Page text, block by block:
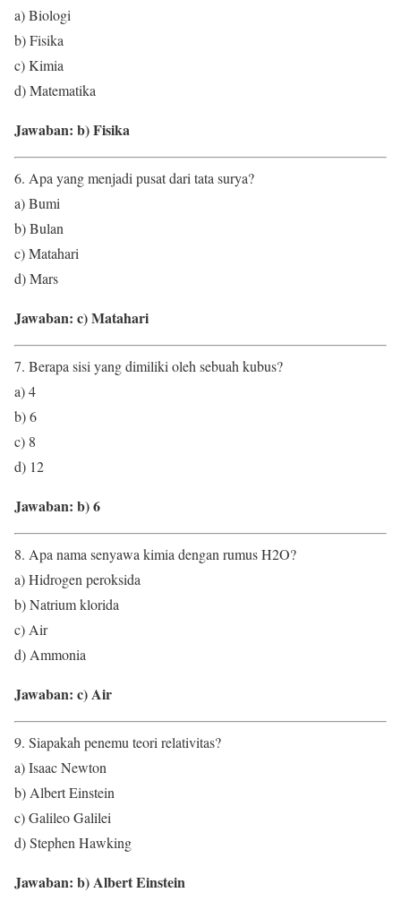
a) Biologi
b) Fisika
c) Kimia
d) Matematika
Jawaban: b) Fisika
6. Apa yang menjadi pusat dari tata surya?
a) Bumi
b) Bulan
c) Matahari
d) Mars
Jawaban: c) Matahari
7. Berapa sisi yang dimiliki oleh sebuah kubus?
a) 4
b) 6
c) 8
d) 12
Jawaban: b) 6
8. Apa nama senyawa kimia dengan rumus H2O?
a) Hidrogen peroksida
b) Natrium klorida
c) Air
d) Ammonia
Jawaban: c) Air
9. Siapakah penemu teori relativitas?
a) Isaac Newton
b) Albert Einstein
c) Galileo Galilei
d) Stephen Hawking
Jawaban: b) Albert Einstein